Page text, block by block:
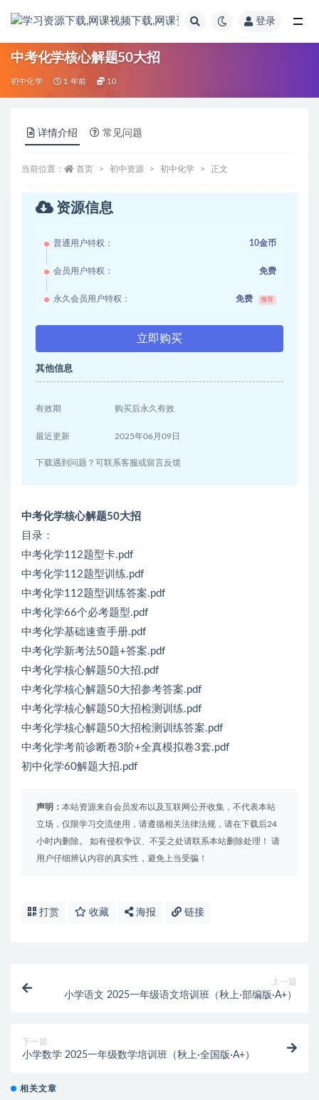
登录
中考化学核心解题50大招
初中化学 1 年前 10
详情介绍 常见问题
当前位置： 首页 初中资源 初中化学 正文
资源信息
普通用户特权： 10金币
会员用户特权： 免费
永久会员用户特权： 免费 推荐
立即购买
其他信息
有效期 购买后永久有效
最近更新 2025年06月09日
下载遇到问题？可联系客服或留言反馈
中考化学核心解题50大招
目录：
中考化学112题型卡.pdf
中考化学112题型训练.pdf
中考化学112题型训练答案.pdf
中考化学66个必考题型.pdf
中考化学基础速查手册.pdf
中考化学新考法50题+答案.pdf
中考化学核心解题50大招.pdf
中考化学核心解题50大招参考答案.pdf
中考化学核心解题50大招检测训练.pdf
中考化学核心解题50大招检测训练答案.pdf
中考化学考前诊断卷3阶+全真模拟卷3套.pdf
初中化学60解题大招.pdf
声明： 本站资源来自会员发布以及互联网公开收集，不代表本站
立场，仅限学习交流使用，请遵循相关法律法规，请在下载后24
小时内删除。 如有侵权争议、不妥之处请联系本站删除处理！ 请
用户仔细辨认内容的真实性，避免上当受骗！
打赏 收藏 海报 链接
上一篇
小学语文 2025一年级语文培训班（秋上·部编版·A+）
下一篇
小学数学 2025一年级数学培训班（秋上·全国版·A+）
相关文章